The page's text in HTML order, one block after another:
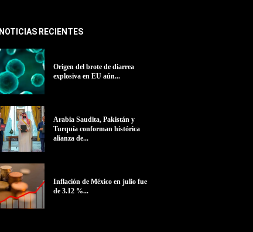
NOTICIAS RECIENTES
Origen del brote de diarrea
explosiva en EU aún...
Arabia Saudita, Pakistán y
Turquía conforman histórica
alianza de...
Inflación de México en julio fue
de 3.12 %...